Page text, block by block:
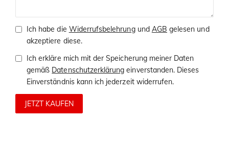
Ich habe die Widerrufsbelehrungund AGB gelesen und
akzeptiere diese.
Ich erkläre mich mit der Speicherung meiner Daten
gemäß Datenschutzerklärung einverstanden. Dieses
Einverständnis kann ich jederzeit widerrufen.
JETZT KAUFEN